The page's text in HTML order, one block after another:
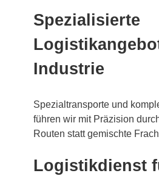
Spezialisierte
Industrie
Spezialtransporte und
führen wir mit Präzision
Routen statt gemischte
Logistikdienst